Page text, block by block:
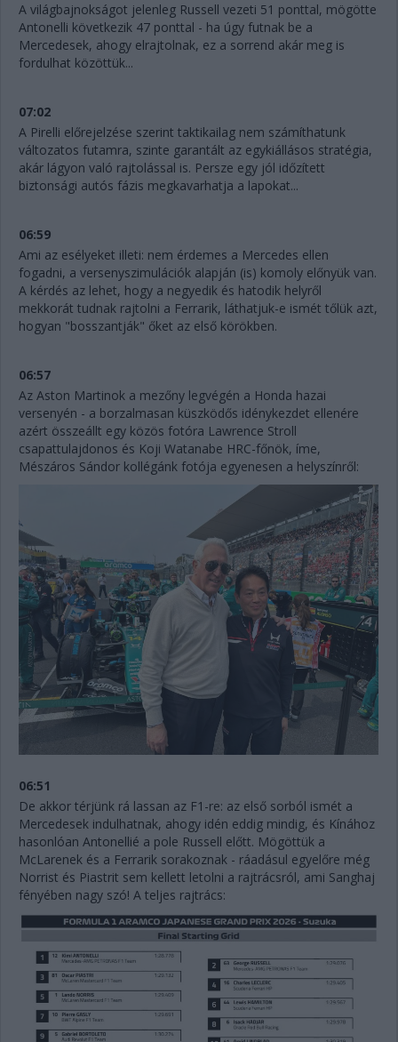
A világbajnokságot jelenleg Russell vezeti 51 ponttal, mögötte
Antonelli következik 47 ponttal - ha úgy futnak be a
Mercedesek, ahogy elrajtolnak, ez a sorrend akár meg is
fordulhat közöttük...
07:02
A Pirelli előrejelzése szerint taktikailag nem számíthatunk
változatos futamra, szinte garantált az egykiállásos stratégia,
akár lágyon való rajtolással is. Persze egy jól időzített
biztonsági autós fázis megkavarhatja a lapokat...
06:59
Ami az esélyeket illeti: nem érdemes a Mercedes ellen
fogadni, a versenyszimulációk alapján (is) komoly előnyük van.
A kérdés az lehet, hogy a negyedik és hatodik helyről
mekkorát tudnak rajtolni a Ferrarik, láthatjuk-e ismét tőlük azt,
hogyan "bosszantják" őket az első körökben.
06:57
Az Aston Martinok a mezőny legvégén a Honda hazai
versenyén - a borzalmasan küszködős idénykezdet ellenére
azért összeállt egy közös fotóra Lawrence Stroll
csapattulajdonos és Koji Watanabe HRC-főnök, íme,
Mészáros Sándor kollégánk fotója egyenesen a helyszínről:
06:51
De akkor térjünk rá lassan az F1-re: az első sorból ismét a
Mercedesek indulhatnak, ahogy idén eddig mindig, és Kínához
hasonlóan Antonellié a pole Russell előtt. Mögöttük a
McLarenek és a Ferrarik sorakoznak - ráadásul egyelőre még
Norrist és Piastrit sem kellett letolni a rajtrácsról, ami Sanghaj
fényében nagy szó! A teljes rajtrács: